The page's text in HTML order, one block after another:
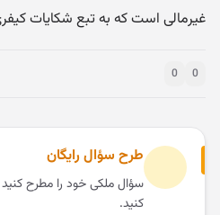
غیرمالی است که به تبع شکایات
0
0
طرح سؤال رایگان
سؤال ملکی خود را مطرح
کنید.